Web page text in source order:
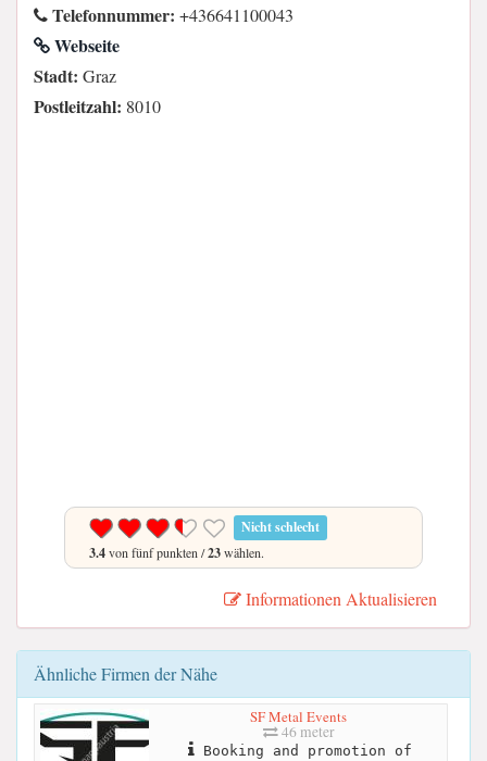
Telefonnummer: +436641100043
Webseite
Stadt: Graz
Postleitzahl: 8010
Nicht schlecht
3.4von fünf punkten /23wählen.
Informationen Aktualisieren
Ähnliche Firmen der Nähe
SF Metal Events
46 meter
Booking and promotion of